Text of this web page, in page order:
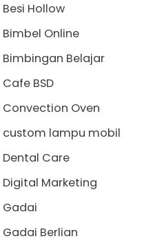
Besi Hollow
Bimbel Online
Bimbingan Belajar
Cafe BSD
Convection Oven
custom lampu mobil
Dental Care
Digital Marketing
Gadai
Gadai Berlian